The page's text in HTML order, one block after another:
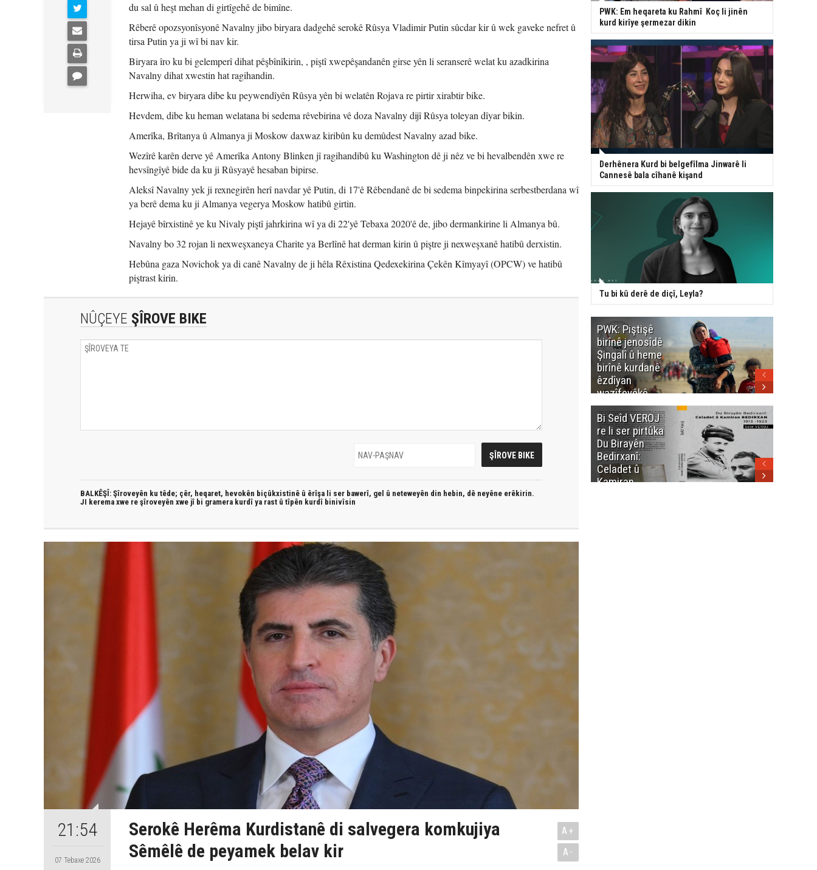
du sal û heşt mehan di girtîgehê de bimîne.
Rêberê opozsyonîsyonê Navalny jibo biryara dadgehê serokê Rûsya Vladimir Putin sûcdar kir û wek gaveke nefret û
tirsa Putin ya ji wî bi nav kir.
Biryara îro ku bi gelemperî dihat pêşbînîkirin, , piştî xwepêşandanên girse yên li seranserê welat ku azadkirina
Navalny dihat xwestin hat ragihandin.
Herwiha, ev biryara dibe ku peywendîyên Rûsya yên bi welatên Rojava re pirtir xirabtir bike.
Hevdem, dibe ku heman welatana bi sedema rêvebirina vê doza Navalny dijî Rûsya toleyan dîyar bikin.
Amerîka, Brîtanya û Almanya ji Moskow daxwaz kiribûn ku demûdest Navalny azad bike.
Wezîrê karên derve yê Amerîka Antony Blinken jî ragihandibû ku Washington dê ji nêz ve bi hevalbendên xwe re
hevsîngîyê bide da ku ji Rûsyayê hesaban bipirse.
Aleksî Navalny yek ji rexnegirên herî navdar yê Putin, di 17'ê Rêbendanê de bi sedema binpekirina serbestberdana wî
ya berê dema ku ji Almanya vegerya Moskow hatibû girtin.
Hejayê bîrxistinê ye ku Nivaly piştî jahrkirina wî ya di 22'yê Tebaxa 2020'ê de, jibo dermankirine li Almanya bû.
Navalny bo 32 rojan li nexweşxaneya Charite ya Berlînê hat derman kirin û piştre ji nexweşxanê hatibû derxistin.
Hebûna gaza Novichok ya di canê Navalny de ji hêla Rêxistina Qedexekirina Çekên Kîmyayî (OPCW) ve hatibû
piştrast kirin.
NÛÇEYE ŞÎROVE BIKE
BALKÊŞÎ: Şîroveyên ku têde; çêr, heqaret, hevokên biçûkxistinê û êrîşa li ser bawerî, gel û neteweyên din hebin, dê neyêne erêkirin.
JI kerema xwe re şîroveyên xwe jî bi gramera kurdî ya rast û tîpên kurdî binivîsin
21:54
07 Tebaxe 2026
Serokê Herêma Kurdistanê di salvegera komkujiya
Sêmêlê de peyamek belav kir
A+
A-
PWK: Em heqareta ku Rahmî Koç li jinên
kurd kirîye şermezar dikin
Derhênera Kurd bi belgefîlma Jinwarê li
Cannesê bala cîhanê kişand
Tu bi kû derê de diçî, Leyla?
PWK: Piştişê
birînê jenosîdê
Şingalî û heme
birînê kurdanê
êzdîyan
wazîfeyêkê
neteweyî yê
heme kurdanê
dinya yo
Bi Seîd VEROJ
re li ser pirtûka
Du Birayên
Bedirxanî:
Celadet û
Kamiran